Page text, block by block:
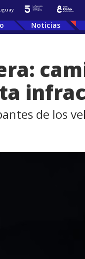
Noticias
de los